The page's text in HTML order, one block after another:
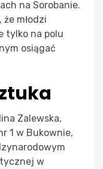
na Sorobanie.
młodzi
tylko na polu
osiągać
Zalewska,
1 w Bukownie,
w